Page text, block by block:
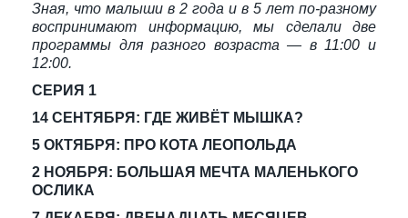
Зная, что малыши в 2 года и в 5 лет по-разному
воспринимают информацию, мы сделали две
программы для разного возраста — в 11:00 и
12:00.
СЕРИЯ 1
14 СЕНТЯБРЯ: ГДЕ ЖИВЁТ МЫШКА?
5 ОКТЯБРЯ: ПРО КОТА ЛЕОПОЛЬДА
2 НОЯБРЯ: БОЛЬШАЯ МЕЧТА МАЛЕНЬКОГО
ОСЛИКА